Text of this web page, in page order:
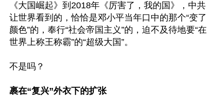
《大国崛起》到2018年《厉害了，我的国》，中共
让世界看到的，恰恰是邓小平当年口中的那个“变了
颜色”的，奉行“社会帝国主义”的，迫不及待地要“在
世界上称王称霸”的“超级大国”。
不是吗？
裹在“复兴”外衣下的扩张